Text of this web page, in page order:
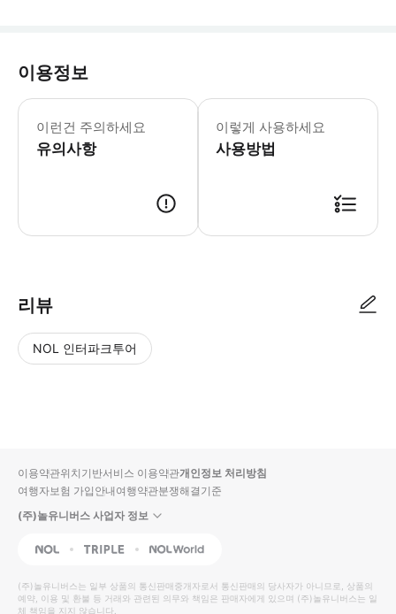
이용정보
이런건 주의하세요
유의사항
▶ 꼭 알아두세요 * 이 사막 사파리는
이렇게 사용하세요
사용방법
리뷰
NOL 인터파크투어
입니
다.
높
은
동
영
순
상
이용약관위치기반서비스 이용약관개인정보 처리방침
여행자보험 가입안내여행약관분쟁해결기준
(주)놀유니버스 사업자 정보
NOL Triple Interpark Global
(주)놀유니버스는 일부 상품의 통신판매중개자로서 통신판매의 당사자가 아니므로, 상품의
예약, 이용 및 환불 등 거래와 관련된 의무와 책임은 판매자에게 있으며 (주)놀유니버스는 일
체 책임을 지지 않습니다.